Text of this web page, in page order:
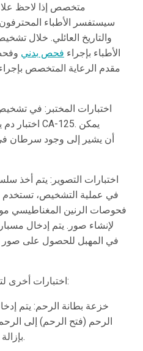
متخصص إذا لاحظ
سيستفسر الأطباء
والتاريخ العائلي. خلال
الأطباء بإجراء فحص بدني
مقدم الرعاية المتخصص
اختبارات المختبر: في
اختبارات التصوير: يتم أخذ
فحوصات الرنين المغناطيسي
لإنشاء صور. يتم إدخال
في المهبل للحصول على صور
اختبارات أخرى لتشخيص سرطان بطانة الرحم:
خزعة بطانة الرحم: يتم
الرحم (فتح الرحم) إلى
بإزالة كمية صغيرة من بطانة الرحم.